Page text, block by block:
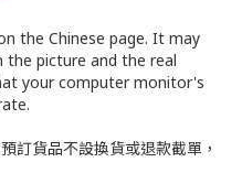
the Chinese page. It may
the picture and the real
your computer monitor's
訂貨品不設換貨或退款截單，